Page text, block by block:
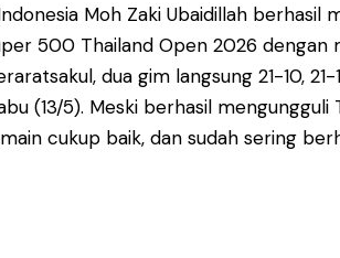
Moh Zaki Ubaidillah berhasil
500 Thailand Open 2026 dengan
dua gim langsung 21-10,
(13/5). Meski berhasil mengungguli
cukup baik, dan sudah sering